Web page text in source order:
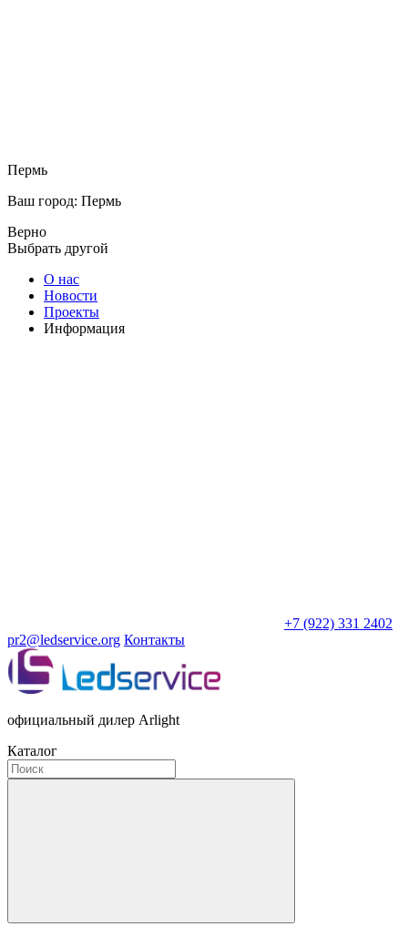
Пермь
Ваш город: Пермь
Верно
Выбрать другой
О нас
Новости
Проекты
Информация
+7 (922) 331 2402
pr2@ledservice.org Контакты
официальный дилер Arlight
Каталог